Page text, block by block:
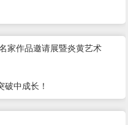
家作品邀请展暨炎黄艺术
破中成长！